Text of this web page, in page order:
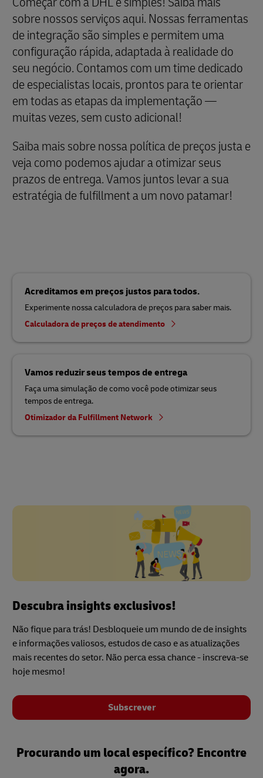
sobre nossos serviços aqui. Nossas ferramentas
de integração são simples e permitem uma
configuração rápida, adaptada à realidade do
seu negócio. Contamos com um time dedicado
de especialistas locais, prontos para te orientar
em todas as etapas da implementação —
muitas vezes, sem custo adicional!
Saiba mais sobre nossa política de preços justa e
veja como podemos ajudar a otimizar seus
prazos de entrega. Vamos juntos levar a sua
estratégia de fulfillment a um novo patamar!
Acreditamos em preços justos para todos.
Experimente nossa calculadora de preços para saber mais.
Calculadora de preços de atendimento
Vamos reduzir seus tempos de entrega
Faça uma simulação de como você pode otimizar seus
tempos de entrega.
Otimizador da Fulfillment Network
Descubra insights exclusivos!
Não fique para trás! Desbloqueie um mundo de de insights
e informações valiosos, estudos de caso e as atualizações
mais recentes do setor. Não perca essa chance - inscreva-se
hoje mesmo!
Subscrever
Procurando um local específico? Encontre
agora.